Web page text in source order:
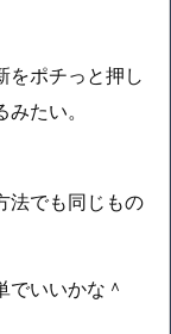
をポチっと押し
たい。
法でも同じもの
いいかな＾